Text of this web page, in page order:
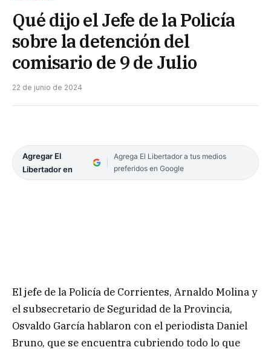
Qué dijo el Jefe de la Policía
sobre la detención del
comisario de 9 de Julio
22 de junio de 2024
Agregar El
Libertador en
Agrega El Libertador a tus medios
preferidos en Google
El jefe de la Policía de Corrientes, Arnaldo Molina y
el subsecretario de Seguridad de la Provincia,
Osvaldo García hablaron con el periodista Daniel
Bruno, que se encuentra cubriendo todo lo que